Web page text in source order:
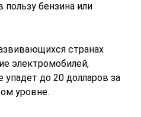
бензина или
странах
электромобилей,
упадет до 20 долларов за
уровне.